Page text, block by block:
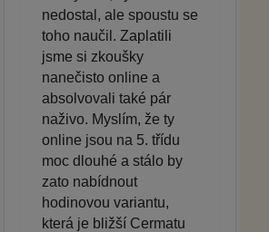
nedostal, ale spoustu se
toho naučil. Zaplatili
jsme si zkoušky
nanečisto online a
absolvovali také pár
naživo. Myslím, že ty
online jsou na 5. třídu
moc dlouhé a stálo by
zato nabídnout
hodinovou variantu,
která je bližší Cermatu